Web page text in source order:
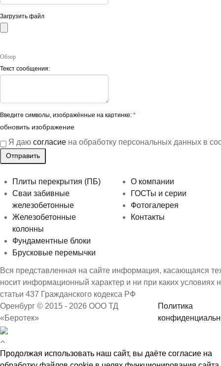
Загрузить файл
Обзор
Текст сообщения:
Введите символы, изображённые на картинке: *
обновить изображение
Я даю согласие на обработку персональных данных в
Плиты перекрытия (ПБ)
Сваи забивные
железобетонные
Железобетонные
колонны
Фундаментные блоки
Брусковые перемычки
О компании
ГОСТы и серии
Фотогалерея
Контакты
Вся представленная на сайте информация, касающаяся
носит информационный характер и ни при каких
статьи 437 Гражданского кодекса РФ
Оренбург © 2015 - 2026 ООО ТД
«Беротек»
Политика
Продолжая использовать наш сайт, вы даёте согласие на